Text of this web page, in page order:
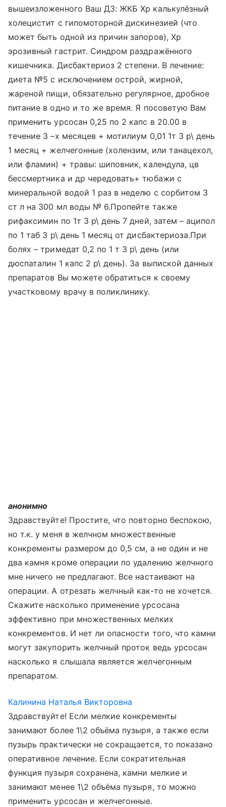
вышеизложенного Ваш ДЗ: ЖКБ Хр калькулёзный
холецистит с гипомоторной дискинезией (что
может быть одной из причин запоров), Хр
эрозивный гастрит. Синдром раздражённого
кишечника. Дисбактериоз 2 степени. В лечение:
диета №5 с исключением острой, жирной,
жареной пищи, обязательно регулярное, дробное
питание в одно и то же время. Я посоветую Вам
применить урсосан 0,25 по 2 капс в 20.00 в
течение 3 –х месяцев + мотилиум 0,01 1т 3 р\ день
1 месяц + желчегонные (холензим, или танацехол,
или фламин) + травы: шиповник, календула, цв
бессмертника и др чередовать+ тюбажи с
минеральной водой 1 раз в неделю с сорбитом 3
ст л на 300 мл воды № 6.Пропейте также
рифаксимин по 1т 3 р\ день 7 дней, затем – аципол
по 1 таб 3 р\ день 1 месяц от дисбактериоза.При
болях – тримедат 0,2 по 1 т 3 р\ день (или
дюспаталин 1 капс 2 р\ день). За выпиской данных
препаратов Вы можете обратиться к своему
участковому врачу в поликлинику.
анонимно
Здравствуйте! Простите, что повторно беспокою,
но т.к. у меня в желчном множественные
конкременты размером до 0,5 см, а не один и не
два камня кроме операции по удалению желчного
мне ничего не предлагают. Все настаивают на
операции. А отрезать желчный как-то не хочется.
Скажите насколько применение урсосана
эффективно при множественных мелких
конкрементов. И нет ли опасности того, что камни
могут закупорить желчный проток ведь урсосан
насколько я слышала является желчегонным
препаратом.
Калинина Наталья Викторовна
Здравствуйте! Если мелкие конкременты
занимают более 1\2 объёма пузыря, а также если
пузырь практически не сокращается, то показано
оперативное лечение. Если сократительная
функция пузыря сохранена, камни мелкие и
занимают менее 1\2 объёма пузыря, то можно
применить урсосан и желчегонные.